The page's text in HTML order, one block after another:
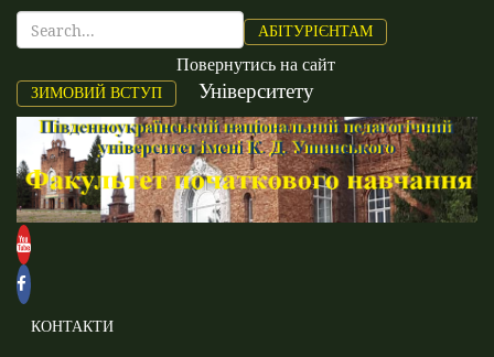
АБІТУРІЄНТАМ
ЗИМОВИЙ ВСТУП
Повернутись на сайт
Університету
КОНТАКТИ